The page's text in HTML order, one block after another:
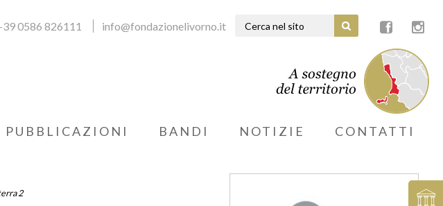
0586 826111 info@fondazionelivorno.it
PUBBLICAZIONI BANDI NOTIZIE CONTATTI
2